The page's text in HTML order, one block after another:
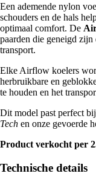
Een ademende nylon
schouders en de hals
optimaal comfort. De
paarden die geneigd
transport.
Elke Airflow koelers
herbruikbare en
te houden en het
Dit model past perfect
Tech en onze gevoerde
Product verkocht per
Technische details